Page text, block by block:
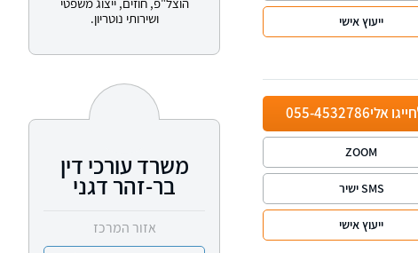
ייעוץ אישי
חייגו אלי055-4532786
ZOOM
SMS ישיר
ייעוץ אישי
ושירותי נוטריון.
משרד עורכי דין
בר-זהר דגני
אזור המרכז